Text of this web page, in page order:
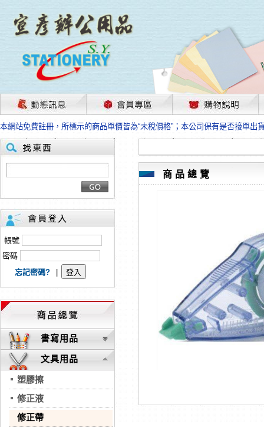
茲因國際情勢變化石油及塑化原物料波動漲幅甚大，部份上游供應商已採取
本網站免費註冊，所標示的商品單價皆為“未稅價格”；本公司保有是否接單出
HP、EPSON、CANON原廠耗材價格浮動，下單前請先跟客服人員確認最新
本網站免費註冊，所標示的商品單價皆為“未稅價格”；本公司保有是否接單出
匯款客戶請注意！因商品繁複來不及發現短缺，遂待客服人員跟您確認訂單
本網站免費註冊，所標示的商品單價皆為“未稅價格”；本公司保有是否接單出
茲因國際情勢變化石油及塑化原物料波動漲幅甚大，部份上游供應商已採取
本網站免費註冊，所標示的商品單價皆為“未稅價格”；本公司保有是否接單出
HP、EPSON、CANON原廠耗材價格浮動，下單前請先跟客服人員確認最新
本網站免費註冊，所標示的商品單價皆為“未稅價格”；本公司保有是否接單出
匯款客戶請注意！因商品繁複來不及發現短缺，遂待客服人員跟您確認訂單
本網站免費註冊，所標示的商品單價皆為“未稅價格”；本公司保有是否接單出
帳號
密碼
忘記密碼?
書寫用品
文具用品
塑膠擦
修正液
修正帶
商品總覽